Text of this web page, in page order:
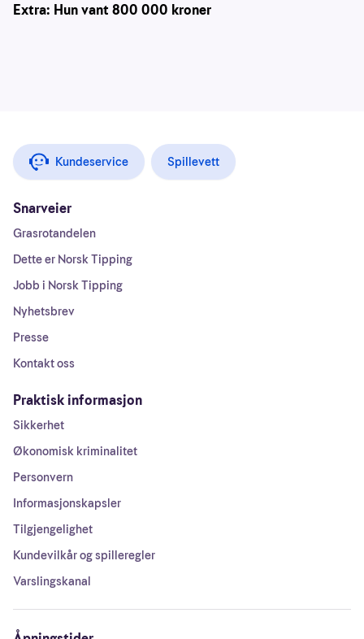
Extra: Hun vant 800 000 kroner
Kundeservice Spillevett
Snarveier
Grasrotandelen
Dette er Norsk Tipping
Jobb i Norsk Tipping
Nyhetsbrev
Presse
Kontakt oss
Praktisk informasjon
Sikkerhet
Økonomisk kriminalitet
Personvern
Informasjonskapsler
Tilgjengelighet
Kundevilkår og spilleregler
Varslingskanal